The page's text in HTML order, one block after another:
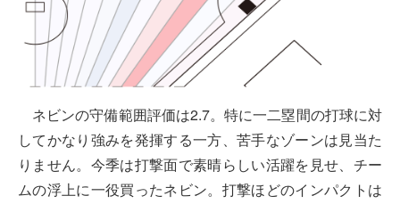
ネビンの守備範囲評価は2.7。特に一二塁間の打球に対
してかなり強みを発揮する一方、苦手なゾーンは見当た
りません。今季は打撃面で素晴らしい活躍を見せ、チー
ムの浮上に一役買ったネビン。打撃ほどのインパクトは